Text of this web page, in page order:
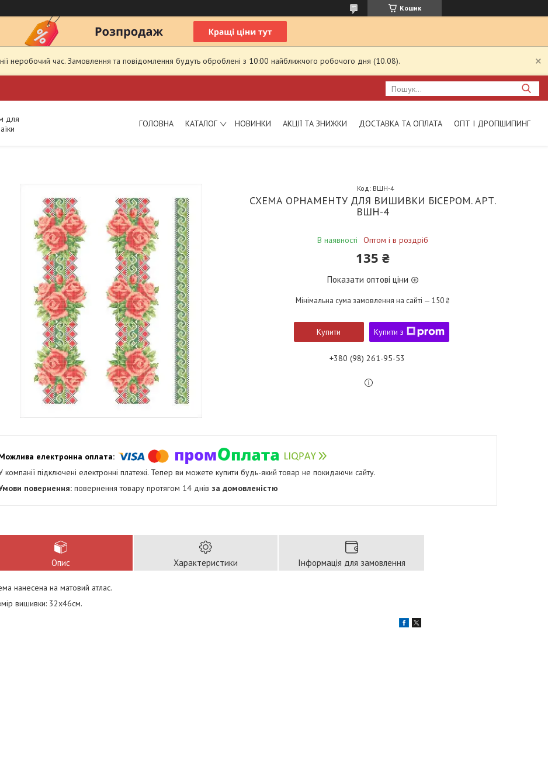
Кошик
неробочий час. Замовлення та повідомлення будуть оброблені з 10:00 найближчого робочого дня (10.08).
для
ГОЛОВНА КАТАЛОГ НОВИНКИ АКЦІЇ ТА ЗНИЖКИ ДОСТАВКА ТА ОПЛАТА ОПТ І ДРОПШИПИНГ
СХЕМА ОРНАМЕНТУ ДЛЯ ВИШИВКИ БІСЕРОМ. АРТ.
ВШН-4
В наявності Оптом і в роздріб
Код: ВШН-4
135 ₴
Показати оптові ціни
Мінімальна сума замовлення на сайті — 150 ₴
Купити Купити з
+380 (98) 261-95-53
компанії підключені електронні платежі. Тепер ви можете купити будь-який товар не покидаючи сайту.
повернення товару протягом 14 днів за домовленістю
Опис Характеристики Інформація для замовлення
нанесена на матовий атлас.
вишивки: 32х46см.